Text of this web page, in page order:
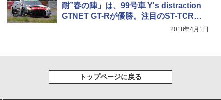
耐”春の陣」は、99号車 Y's distraction
GTNET GT-Rが優勝。注目のST-TCRク
ラスは97号車 Modulo CIVIC TCRが優勝
2018年4月1日
トップページに戻る